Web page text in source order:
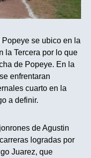
se ubico en la
la Tercera por lo que
de Popeye. En la
enfrentaran
cuarto en la
a definir.
de Agustin
logradas por
Juarez, que